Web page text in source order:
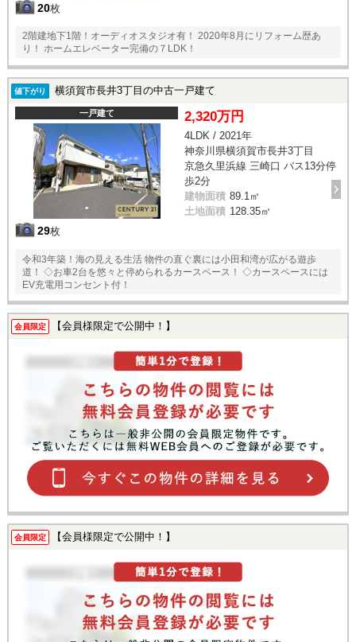
20枚
2階建地下1階！オーディオスタジオ有！ 2020年8月にリフォーム歴あ
り！ ホームエレベーター完備の７LDK！
値下がり 横須賀市長井3丁目の中古一戸建て
一戸建て
29枚
2,320万円
4LDK / 2021年
神奈川県横須賀市長井3丁目
京急久里浜線 三崎口 バス13分停
歩2分
建物面積 89.1㎡
土地面積 128.35㎡
令和3年築！海の見える生活 物件の直ぐ裏には小田和湾が広がる遊歩
道！ ◇お車2台を悠々と停められるカースペース！ ◇カースペースには
EV充電用コンセント付！
会員限定 【会員様限定で公開中！】
会員限定 【会員様限定で公開中！】